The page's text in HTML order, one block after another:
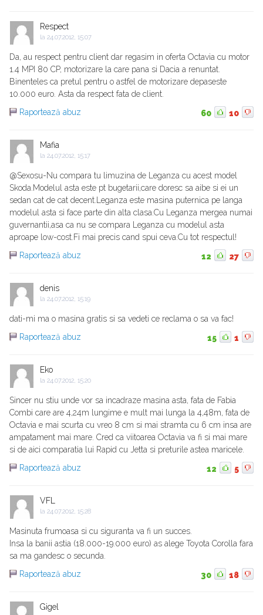
Respect
la 24.07.2012, 15:07
Da, au respect pentru client dar regasim in oferta Octavia cu motor
1.4 MPI 80 CP, motorizare la care pana si Dacia a renuntat.
Binenteles ca pretul pentru o astfel de motorizare depaseste
10.000 euro. Asta da respect fata de client.
Raportează abuz
60 10
Mafia
la 24.07.2012, 15:17
@Sexosu-Nu compara tu limuzina de Leganza cu acest model
Skoda.Modelul asta este pt bugetarii,care doresc sa aibe si ei un
sedan cat de cat decent.Leganza este masina puternica pe langa
modelul asta si face parte din alta clasa.Cu Leganza mergea numai
guvernantii,asa ca nu se compara Leganza cu modelul asta
aproape low-cost.Fi mai precis cand spui ceva.Cu tot respectul!
Raportează abuz
12 27
denis
la 24.07.2012, 15:19
dati-mi ma o masina gratis si sa vedeti ce reclama o sa va fac!
Raportează abuz
15 1
Eko
la 24.07.2012, 15:20
Sincer nu stiu unde vor sa incadraze masina asta, fata de Fabia
Combi care are 4,24m lungime e mult mai lunga la 4,48m, fata de
Octavia e mai scurta cu vreo 8 cm si mai stramta cu 6 cm insa are
ampatament mai mare. Cred ca viitoarea Octavia va fi si mai mare
si de aici comparatia lui Rapid cu Jetta si preturile astea maricele.
Raportează abuz
12 5
VFL
la 24.07.2012, 15:28
Masinuta frumoasa si cu siguranta va fi un succes.
Insa la banii astia (18.000-19.000 euro) as alege Toyota Corolla fara
sa ma gandesc o secunda.
Raportează abuz
30 18
Gigel